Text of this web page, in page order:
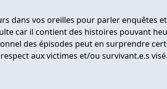
dans vos oreilles pour parler enquêtes
car il contient des histoires pouvant
des épisodes peut en surprendre
aux victimes et/ou survivant.e.s